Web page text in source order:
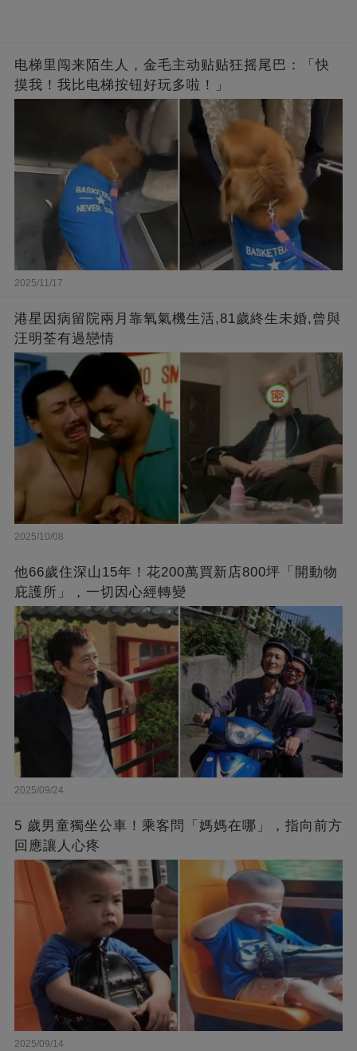
电梯里闯来陌生人，金毛主动贴贴狂摇尾巴：「快
摸我！我比电梯按钮好玩多啦！」
2025/11/17
港星因病留院兩月靠氧氣機生活,81歲終生未婚,曾與
汪明荃有過戀情
2025/10/08
他66歲住深山15年！花200萬買新店800坪「開動物
庇護所」，一切因心經轉變
2025/09/24
5 歲男童獨坐公車！乘客問「媽媽在哪」，指向前方
回應讓人心疼
2025/09/14